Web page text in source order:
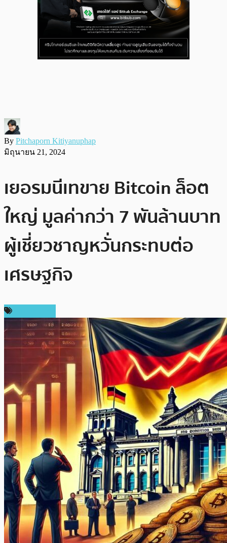
By Pitchaporn Kitiyanuphap
มิถุนายน 21, 2024
เยอรมนีเทขาย Bitcoin ล็อต
ใหญ่ มูลค่ากว่า 7 พันล้านบาท
ผู้เชี่ยวชาญหวั่นกระทบต่อ
เศรษฐกิจ